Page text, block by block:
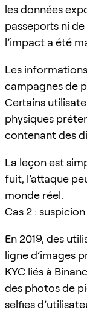
les données
passeports ni
l’impact a été
Les
campagnes de
Certains
physiques
contenant des
La leçon est
fuit, l’attaque
monde réel.
Cas 2 :
En 2019, des
ligne d’images
KYC liés à
des photos de
selfies